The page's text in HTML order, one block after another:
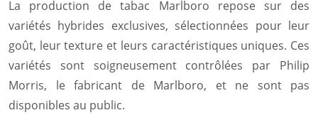
La production de tabac Marlboro repose sur des
variétés hybrides exclusives, sélectionnées pour leur
goût, leur texture et leurs caractéristiques uniques. Ces
variétés sont soigneusement contrôlées par Philip
Morris, le fabricant de Marlboro, et ne sont pas
disponibles au public.